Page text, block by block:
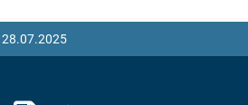
28.07.2025